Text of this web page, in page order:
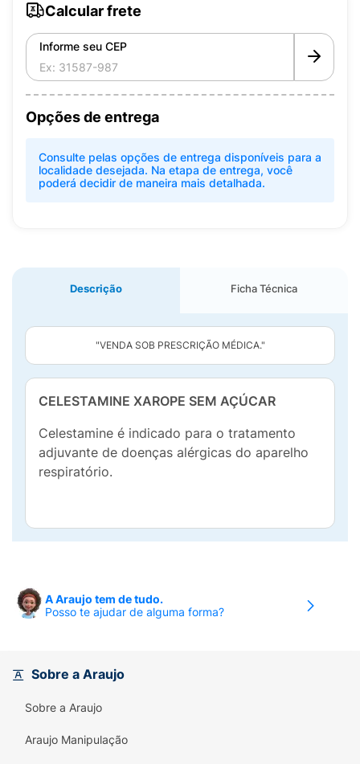
Calcular frete
Informe seu CEP
Opções de entrega
Consulte pelas opções de entrega disponíveis para a
localidade desejada. Na etapa de entrega, você
poderá decidir de maneira mais detalhada.
Descrição Ficha Técnica
"VENDA SOB PRESCRIÇÃO MÉDICA."
CELESTAMINE XAROPE SEM AÇÚCAR
Celestamine é indicado para o tratamento
adjuvante de doenças alérgicas do aparelho
respiratório.
A Araujo tem de tudo.
Posso te ajudar de alguma forma?
Sobre a Araujo
Sobre a Araujo
Araujo Manipulação